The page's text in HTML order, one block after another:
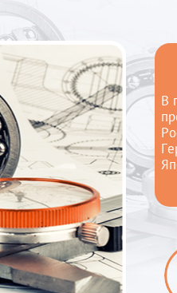
В